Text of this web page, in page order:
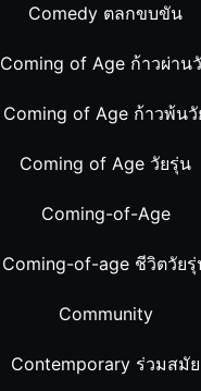
Comedy ตลกขบขัน
Coming of Age ก้าวผ่าน
Coming of Age ก้าวพ้นวั
Coming of Age วัยรุ่น
Coming-of-Age
Coming-of-age ชีวิตวัย
Community
Contemporary ร่วมสมัย